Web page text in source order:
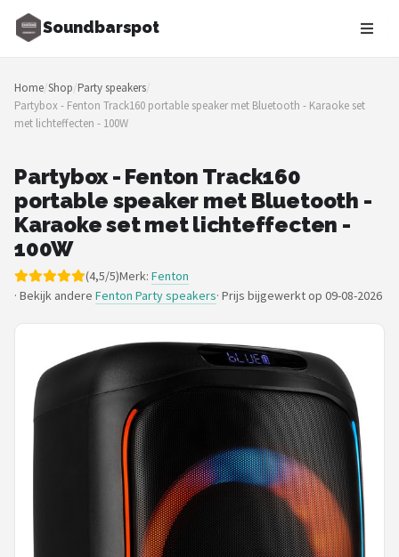
Soundbarspot
Zoeken
NAVIGATIE
Shop
Merken
Blog
Muziekstijlen
Sonos
Samsung
POPULAIRE MERKEN
Power Dynamics
Home/Shop/Party speakers/
Partybox - Fenton Track160 portable speaker met Bluetooth - Karaoke set
met lichteffecten - 100W
Partybox - Fenton Track160
portable speaker met Bluetooth -
Karaoke set met lichteffecten -
100W
(4,5/5)Merk: Fenton
· Bekijk andere Fenton Party speakers· Prijs bijgewerkt op 09-08-2026